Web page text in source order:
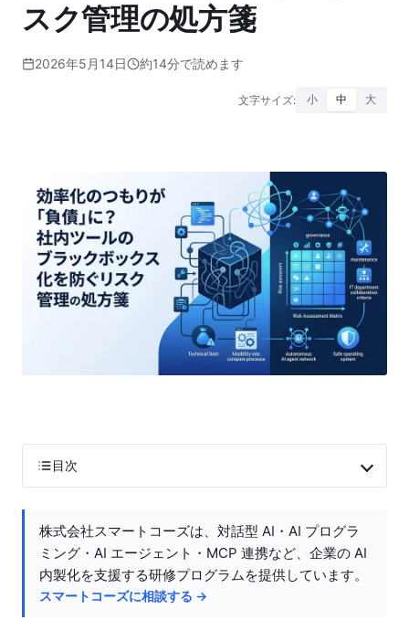
スク管理の処方箋
2026年5月14日 約14分で読めます
文字サイズ: 小 中 大
目次
株式会社スマートコーズは、対話型 AI・AI プログラ
ミング・AI エージェント・MCP 連携など、企業の AI
内製化を支援する研修プログラムを提供しています。
スマートコーズに相談する →